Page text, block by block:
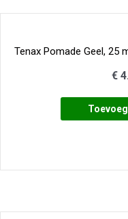
Tenax Pomade Geel, 25
€